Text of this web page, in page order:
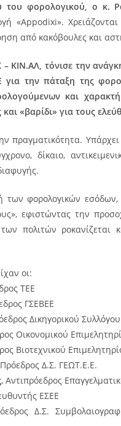
του φορολογικού, ο κ.
«Appodixi».
από κακόβουλες και
ΚΙΝ.ΑΛ, τόνισε την
για την πάταξη της
και
«βαρίδι» για τους
πραγματικότητα.
δίκαιο,
φορολογικών
εφιστώντας την
πολιτών
οι:
ΤΕΕ
ΓΣΕΒΕΕ
Δικηγορικού
Οικονομικού
Βιοτεχνικού
Δ.Σ. ΓΕΩΤ.Ε.Ε.
, Αντιπρόεδρος
ΕΣΕΕ
Δ.Σ.